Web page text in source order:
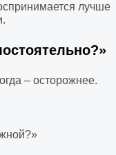
лучше
– осторожнее.